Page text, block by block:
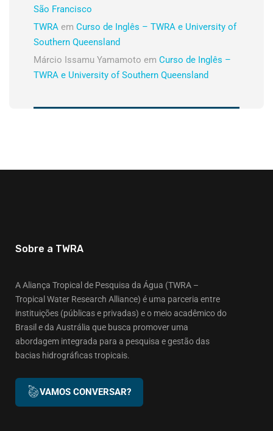
São Francisco
TWRA em Curso de Inglês – TWRA e University of
Southern Queensland
Márcio Issamu Yamamoto em Curso de Inglês –
TWRA e University of Southern Queensland
Sobre a TWRA
A Aliança Tropical de Pesquisa da Água (TWRA –
Tropical Water Research Alliance) é uma parceria entre
instituições (públicas e privadas) e o meio acadêmico do
Brasil e da Austrália que busca promover uma
abordagem integrada para a pesquisa e gestão das
bacias hidrográficas tropicais.
VAMOS CONVERSAR?